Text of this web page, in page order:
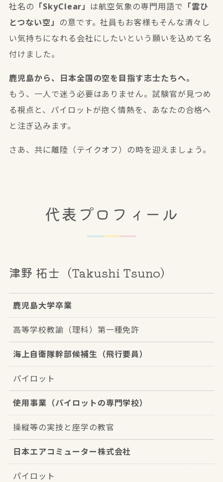
社名の 「SkyClear」 は航空気象の専門用語で 「雲ひ
とつない空」 の意です。社員もお客様もそんな清々し
い気持ちになれる会社にしたいという願いを込めて名
付けました。
鹿児島から、日本全国の空を目指す志士たちへ。
もう、一人で迷う必要はありません。試験官が見つめ
る視点と、パイロットが抱く情熱を、あなたの合格へ
と注ぎ込みます。
さあ、共に離陸（テイクオフ）の時を迎えましょう。
代表プロフィール
津野 拓士（Takushi Tsuno）
鹿児島大学卒業
高等学校教諭（理科）第一種免許
海上自衛隊幹部候補生（飛行要員）
パイロット
使用事業（パイロットの専門学校）
操縦等の実技と座学の教官
日本エアコミューター株式会社
パイロット